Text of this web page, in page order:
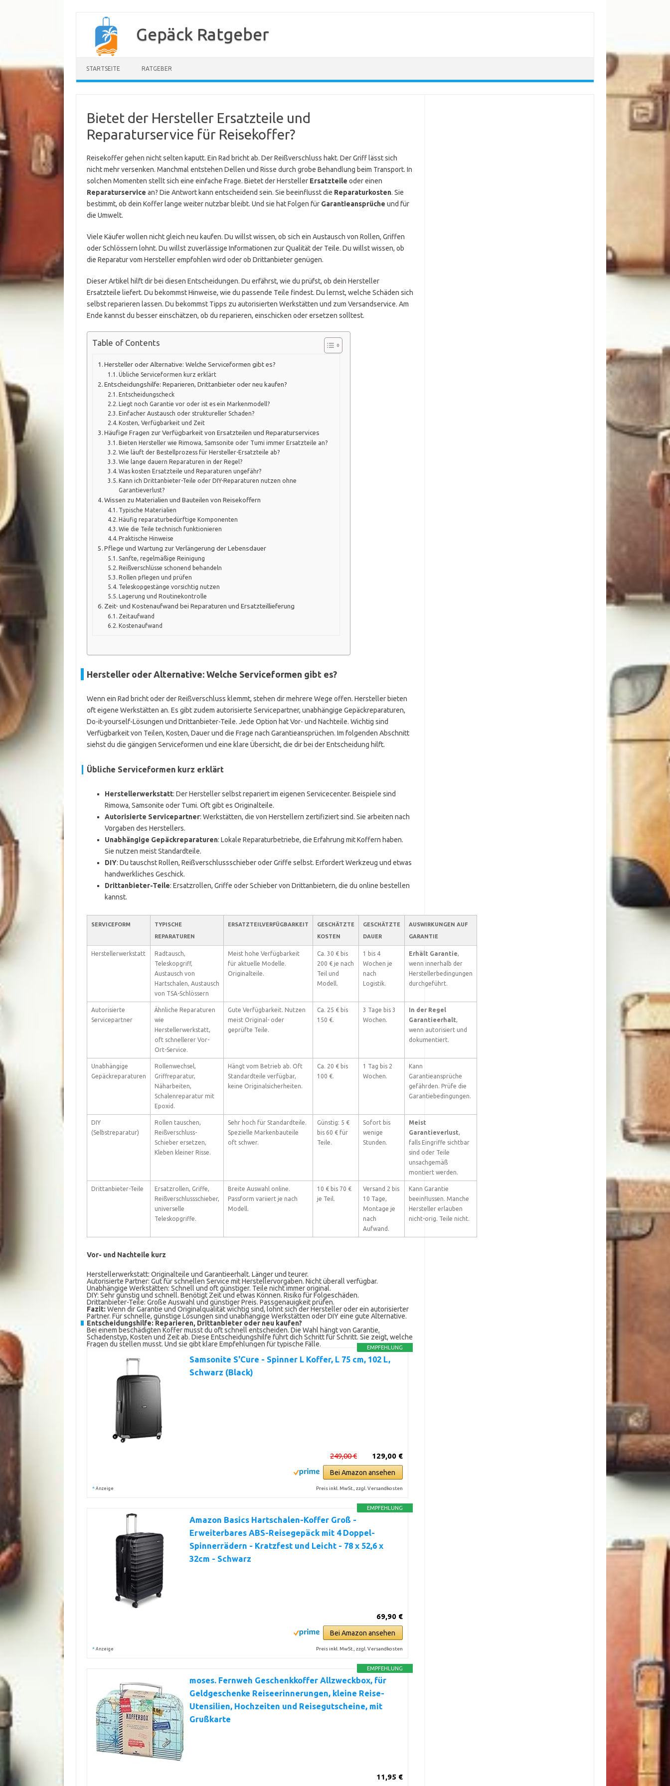
springen
Gepäck Ratgeber
STARTSEITE RATGEBER
Bietet der Hersteller Ersatzteile und
Reparaturservice für Reisekoffer?
Reisekoffer gehen nicht selten kaputt. Ein Rad bricht ab. Der Reißverschluss hakt. Der Griff lässt sich
nicht mehr versenken. Manchmal entstehen Dellen und Risse durch grobe Behandlung beim Transport. In
solchen Momenten stellt sich eine einfache Frage. Bietet der Hersteller Ersatzteile oder einen
Reparaturservice an? Die Antwort kann entscheidend sein. Sie beeinflusst die Reparaturkosten. Sie
bestimmt, ob dein Koffer lange weiter nutzbar bleibt. Und sie hat Folgen für Garantieansprüche und für
die Umwelt.
Viele Käufer wollen nicht gleich neu kaufen. Du willst wissen, ob sich ein Austausch von Rollen, Griffen
oder Schlössern lohnt. Du willst zuverlässige Informationen zur Qualität der Teile. Du willst wissen, ob
die Reparatur vom Hersteller empfohlen wird oder ob Drittanbieter genügen.
Dieser Artikel hilft dir bei diesen Entscheidungen. Du erfährst, wie du prüfst, ob dein Hersteller
Ersatzteile liefert. Du bekommst Hinweise, wie du passende Teile findest. Du lernst, welche Schäden sich
selbst reparieren lassen. Du bekommst Tipps zu autorisierten Werkstätten und zum Versandservice. Am
Ende kannst du besser einschätzen, ob du reparieren, einschicken oder ersetzen solltest.
Table of Contents
Hersteller oder Alternative: Welche Serviceformen gibt es?
Übliche Serviceformen kurz erklärt
Entscheidungshilfe: Reparieren, Drittanbieter oder neu kaufen?
Entscheidungscheck
Liegt noch Garantie vor oder ist es ein Markenmodell?
Einfacher Austausch oder struktureller Schaden?
Kosten, Verfügbarkeit und Zeit
Häufige Fragen zur Verfügbarkeit von Ersatzteilen und Reparaturservices
Bieten Hersteller wie Rimowa, Samsonite oder Tumi immer Ersatzteile an?
Wie läuft der Bestellprozess für Hersteller-Ersatzteile ab?
Wie lange dauern Reparaturen in der Regel?
Was kosten Ersatzteile und Reparaturen ungefähr?
Kann ich Drittanbieter-Teile oder DIY-Reparaturen nutzen ohne
Garantieverlust?
Wissen zu Materialien und Bauteilen von Reisekoffern
Typische Materialien
Häufig reparaturbedürftige Komponenten
Wie die Teile technisch funktionieren
Praktische Hinweise
Pflege und Wartung zur Verlängerung der Lebensdauer
Sanfte, regelmäßige Reinigung
Reißverschlüsse schonend behandeln
Rollen pflegen und prüfen
Teleskopgestänge vorsichtig nutzen
Lagerung und Routinekontrolle
Zeit- und Kostenaufwand bei Reparaturen und Ersatzteillieferung
Zeitaufwand
Kostenaufwand
Hersteller oder Alternative: Welche Serviceformen gibt es?
Wenn ein Rad bricht oder der Reißverschluss klemmt, stehen dir mehrere Wege offen. Hersteller bieten
oft eigene Werkstätten an. Es gibt zudem autorisierte Servicepartner, unabhängige Gepäckreparaturen,
Do-it-yourself-Lösungen und Drittanbieter-Teile. Jede Option hat Vor- und Nachteile. Wichtig sind
Verfügbarkeit von Teilen, Kosten, Dauer und die Frage nach Garantieansprüchen. Im folgenden Abschnitt
siehst du die gängigen Serviceformen und eine klare Übersicht, die dir bei der Entscheidung hilft.
Übliche Serviceformen kurz erklärt
Herstellerwerkstatt: Der Hersteller selbst repariert im eigenen Servicecenter. Beispiele sind
Rimowa, Samsonite oder Tumi. Oft gibt es Originalteile.
Autorisierte Servicepartner: Werkstätten, die von Herstellern zertifiziert sind. Sie arbeiten nach
Vorgaben des Herstellers.
Unabhängige Gepäckreparaturen: Lokale Reparaturbetriebe, die Erfahrung mit Koffern haben.
Sie nutzen meist Standardteile.
DIY: Du tauschst Rollen, Reißverschlussschieber oder Griffe selbst. Erfordert Werkzeug und etwas
handwerkliches Geschick.
Drittanbieter-Teile: Ersatzrollen, Griffe oder Schieber von Drittanbietern, die du online bestellen
kannst.
SERVICEFORM
TYPISCHE
REPARATUREN
ERSATZTEILVERFÜGBARKEIT
GESCHÄTZTE
KOSTEN
GESCHÄTZTE
DAUER
AUSWIRKUNGEN AUF
GARANTIE
Herstellerwerkstatt
Radtausch,
Teleskopgriff,
Austausch von
Hartschalen, Austausch
von TSA-Schlössern
Meist hohe Verfügbarkeit
für aktuelle Modelle.
Originalteile.
Ca. 30 € bis
200 € je nach
Teil und
Modell.
1 bis 4
Wochen je
nach
Logistik.
Erhält Garantie,
wenn innerhalb der
Herstellerbedingungen
durchgeführt.
Autorisierte
Servicepartner
Ähnliche Reparaturen
wie
Herstellerwerkstatt,
oft schnellerer Vor-
Ort-Service.
Gute Verfügbarkeit. Nutzen
meist Original- oder
geprüfte Teile.
Ca. 25 € bis
150 €.
3 Tage bis 3
Wochen.
In der Regel
Garantieerhalt,
wenn autorisiert und
dokumentiert.
Unabhängige
Gepäckreparaturen
Rollenwechsel,
Griffreparatur,
Näharbeiten,
Schalenreparatur mit
Epoxid.
Hängt vom Betrieb ab. Oft
Standardteile verfügbar,
keine Originalsicherheiten.
Ca. 20 € bis
100 €.
1 Tag bis 2
Wochen.
Kann
Garantieansprüche
gefährden. Prüfe die
Garantiebedingungen.
DIY
(Selbstreparatur)
Rollen tauschen,
Reißverschluss-
Schieber ersetzen,
Kleben kleiner Risse.
Sehr hoch für Standardteile.
Spezielle Markenbauteile
oft schwer.
Günstig: 5 €
bis 60 € für
Teile.
Sofort bis
wenige
Stunden.
Meist
Garantieverlust,
falls Eingriffe sichtbar
sind oder Teile
unsachgemäß
montiert werden.
Drittanbieter-Teile
Ersatzrollen, Griffe,
Reißverschlussschieber,
universelle
Teleskopgriffe.
Breite Auswahl online.
Passform variiert je nach
Modell.
10 € bis 70 €
je Teil.
Versand 2 bis
10 Tage,
Montage je
nach
Aufwand.
Kann Garantie
beeinflussen. Manche
Hersteller erlauben
nicht-orig. Teile nicht.
Vor- und Nachteile kurz
Herstellerwerkstatt: Originalteile und Garantieerhalt. Länger und teurer.
Autorisierte Partner: Gut für schnellen Service mit Herstellervorgaben. Nicht überall verfügbar.
Unabhängige Werkstätten: Schnell und oft günstiger. Teile nicht immer original.
DIY: Sehr günstig und schnell. Benötigt Zeit und etwas Können. Risiko für Folgeschäden.
Drittanbieter-Teile: Große Auswahl und günstiger Preis. Passgenauigkeit prüfen.
Fazit: Wenn dir Garantie und Originalqualität wichtig sind, lohnt sich der Hersteller oder ein autorisierter
Partner. Für schnelle, günstige Lösungen sind unabhängige Werkstätten oder DIY eine gute Alternative.
Entscheidungshilfe: Reparieren, Drittanbieter oder neu kaufen?
Bei einem beschädigten Koffer musst du oft schnell entscheiden. Die Wahl hängt von Garantie,
Schadenstyp, Kosten und Zeit ab. Diese Entscheidungshilfe führt dich Schritt für Schritt. Sie zeigt, welche
Fragen du stellen musst. Und sie gibt klare Empfehlungen für typische Fälle.
EMPFEHLUNG
Samsonite S'Cure - Spinner L Koffer, L 75 cm, 102 L,
Schwarz (Black)
129,00 €
249,00 €
Bei Amazon ansehen
* Anzeige Preis inkl. MwSt., zzgl. Versandkosten
EMPFEHLUNG
Amazon Basics Hartschalen-Koffer Groß -
Erweiterbares ABS-Reisegepäck mit 4 Doppel-
Spinnerrädern - Kratzfest und Leicht - 78 x 52,6 x
32cm - Schwarz
69,90 €
Bei Amazon ansehen
* Anzeige Preis inkl. MwSt., zzgl. Versandkosten
EMPFEHLUNG
moses. Fernweh Geschenkkoffer Allzweckbox, für
Geldgeschenke Reiseerinnerungen, kleine Reise-
Utensilien, Hochzeiten und Reisegutscheine, mit
Grußkarte
11,95 €